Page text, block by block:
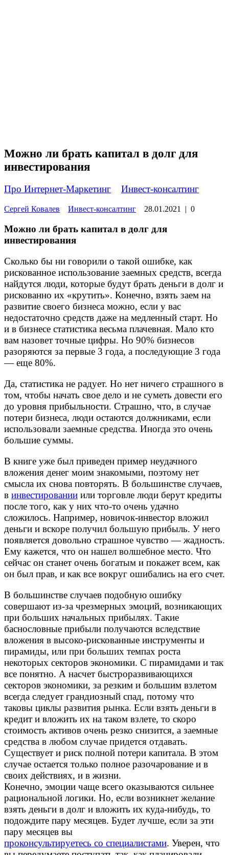
Можно ли брать капитал в долг для
инвестирования
Про Интернет-Маркетинг Инвест-консалтинг
Сергей Ковалев Инвест-консалтинг 28.01.2021 | 0
Можно ли брать капитал в долг для
инвестирования
Сколько бы ни говорили о такой ошибке, как
рискованное использование заемных средств, всегда
найдутся люди, которые будут брать деньги в долг и
рискованно их «крутить». Конечно, взять заем на
развитие своего бизнеса можно, если у вас
недостаточно средств даже на медленный старт. Но
и в бизнесе статистика весьма плачевная. Мало кто
вам назовет точные цифры. Но 90% бизнесов
разоряются за первые 3 года, а последующие 3 года
— еще 80%.
Да, статистика не радует. Но нет ничего страшного в
том, чтобы начать свое дело и не суметь довести его
до уровня прибыльности. Страшно, что, в случае
потери бизнеса, люди остаются должниками, если
использовали заемные средства. Иногда это очень
большие суммы.
В книге уже был приведен пример неудачного
вложения денег моим знакомыми, поэтому нет
смысла их снова повторять. В большинстве случаев,
в инвестировании или торговле люди берут кредиты
после того, как у них что-то очень удачно
сложилось. Например, новичок-инвестор вложил
деньги и вскоре получил большую прибыль. У него
появляется довольно страшное чувство — жадность.
Ему кажется, что он нашел волшебное место. Что
сейчас он станет очень богатым и покажет всем, как
он был прав, и как все вокруг ошибались на его счет.
В большинстве случаев подобную ошибку
совершают из-за чрезмерных эмоций, возникающих
при больших начальных прибылях. Такие
баснословные прибыли получаются вследствие
вложения в высоко-рискованные инструменты и
пирамиды, или при больших темпах роста
некоторых секторов экономики. С пирамидами и так
все понятно. А насчет быстроразвивающихся
секторов экономики, за резким и большим взлетом
всегда следует грандиозный спад, потому что
таковы циклы развития рынка. Если взять деньги в
кредит и вложить их на таком взлете, то скоро
стоимость активов очень резко снизится, а заемные
средства в любом случае придется отдавать.
Существует и риск полной потери капитала. В этом
случае остается только полное разочарование и в
своих действиях, и в жизни.
Конечно, эмоции чаще всего оказываются сильнее
рациональной логики. Но, если возникнет желание
взять деньги в долг и вложить их куда-нибудь, то
подождите пару месяцев. Будет лучше, если за эти
пару месяцев вы
проконсультируетесь со специалистами. Уверен, что